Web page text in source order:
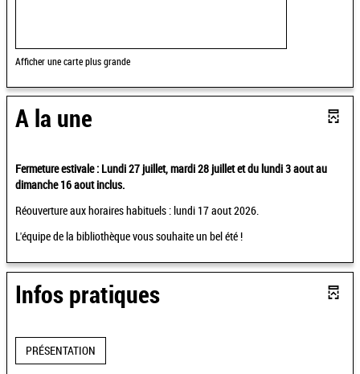
Afficher une carte plus grande
A la une
Fermeture estivale : Lundi 27 juillet, mardi 28 juillet et du lundi 3 aout au
dimanche 16 aout inclus.
Réouverture aux horaires habituels : lundi 17 aout 2026.
L'équipe de la bibliothèque vous souhaite un bel été !
Infos pratiques
PRÉSENTATION